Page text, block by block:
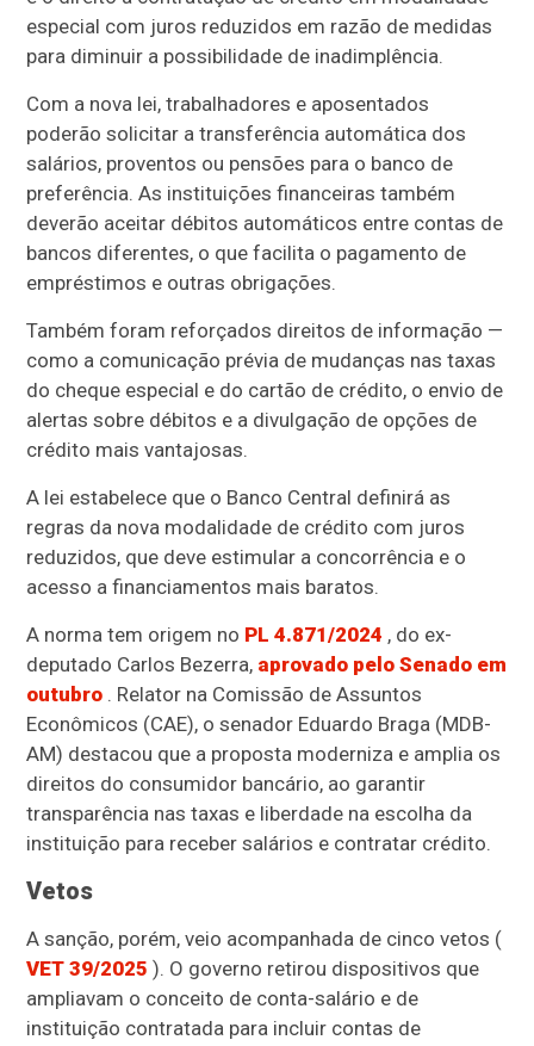
especial com juros reduzidos em razão de medidas
para diminuir a possibilidade de inadimplência.
Com a nova lei, trabalhadores e aposentados
poderão solicitar a transferência automática dos
salários, proventos ou pensões para o banco de
preferência. As instituições financeiras também
deverão aceitar débitos automáticos entre contas de
bancos diferentes, o que facilita o pagamento de
empréstimos e outras obrigações.
Também foram reforçados direitos de informação —
como a comunicação prévia de mudanças nas taxas
do cheque especial e do cartão de crédito, o envio de
alertas sobre débitos e a divulgação de opções de
crédito mais vantajosas.
A lei estabelece que o Banco Central definirá as
regras da nova modalidade de crédito com juros
reduzidos, que deve estimular a concorrência e o
acesso a financiamentos mais baratos.
A norma tem origem no PL 4.871/2024 , do ex-
deputado Carlos Bezerra, aprovado pelo Senado em
outubro . Relator na Comissão de Assuntos
Econômicos (CAE), o senador Eduardo Braga (MDB-
AM) destacou que a proposta moderniza e amplia os
direitos do consumidor bancário, ao garantir
transparência nas taxas e liberdade na escolha da
instituição para receber salários e contratar crédito.
Vetos
A sanção, porém, veio acompanhada de cinco vetos (
VET 39/2025 ). O governo retirou dispositivos que
ampliavam o conceito de conta-salário e de
instituição contratada para incluir contas de